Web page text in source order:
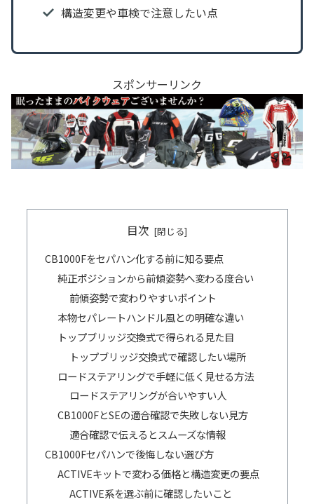
構造変更や車検で注意したい点
スポンサーリンク
目次
CB1000Fをセパハン化する前に知る要点
純正ポジションから前傾姿勢へ変わる度合い
前傾姿勢で変わりやすいポイント
本物セパレートハンドル風との明確な違い
トップブリッジ交換式で得られる見た目
トップブリッジ交換式で確認したい場所
ロードステアリングで手軽に低く見せる方法
ロードステアリングが合いやすい人
CB1000FとSEの適合確認で失敗しない見方
適合確認で伝えるとスムーズな情報
CB1000Fセパハンで後悔しない選び方
ACTIVEキットで変わる価格と構造変更の要点
ACTIVE系を選ぶ前に確認したいこと